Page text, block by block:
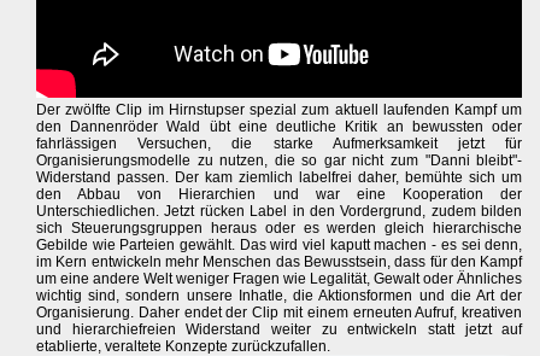
Der zwölfte Clip im Hirnstupser spezial zum aktuell laufenden Kampf um
den Dannenröder Wald übt eine deutliche Kritik an bewussten oder
fahrlässigen Versuchen, die starke Aufmerksamkeit jetzt für
Organisierungsmodelle zu nutzen, die so gar nicht zum "Danni bleibt"-
Widerstand passen. Der kam ziemlich labelfrei daher, bemühte sich um
den Abbau von Hierarchien und war eine Kooperation der
Unterschiedlichen. Jetzt rücken Label in den Vordergrund, zudem bilden
sich Steuerungsgruppen heraus oder es werden gleich hierarchische
Gebilde wie Parteien gewählt. Das wird viel kaputt machen - es sei denn,
im Kern entwickeln mehr Menschen das Bewusstsein, dass für den Kampf
um eine andere Welt weniger Fragen wie Legalität, Gewalt oder Ähnliches
wichtig sind, sondern unsere Inhatle, die Aktionsformen und die Art der
Organisierung. Daher endet der Clip mit einem erneuten Aufruf, kreativen
und hierarchiefreien Widerstand weiter zu entwickeln statt jetzt auf
etablierte, veraltete Konzepte zurückzufallen.